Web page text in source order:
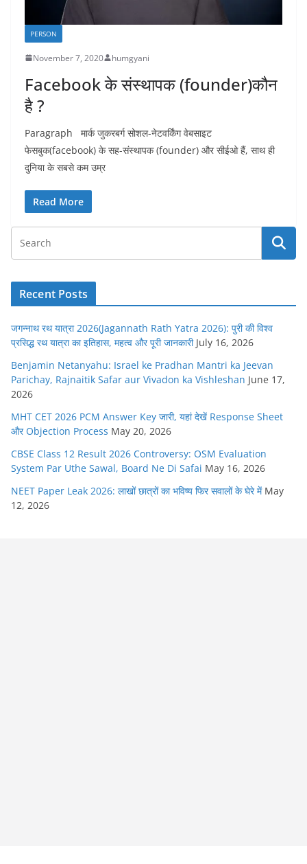
PERSON
November 7, 2020 humgyani
Facebook के संस्थापक (founder)कौन
है ?
Paragraph मार्क जुकरबर्ग सोशल-नेटवर्किंग वेबसाइट
फेसबुक(facebook) के सह-संस्थापक (founder) और सीईओ हैं, साथ ही
दुनिया के सबसे कम उम्र
Read More
Recent Posts
जगन्नाथ रथ यात्रा 2026(Jagannath Rath Yatra 2026): पुरी की विश्व
प्रसिद्ध रथ यात्रा का इतिहास, महत्व और पूरी जानकारी July 16, 2026
Benjamin Netanyahu: Israel ke Pradhan Mantri ka Jeevan
Parichay, Rajnaitik Safar aur Vivadon ka Vishleshan June 17,
2026
MHT CET 2026 PCM Answer Key जारी, यहां देखें Response Sheet
और Objection Process May 20, 2026
CBSE Class 12 Result 2026 Controversy: OSM Evaluation
System Par Uthe Sawal, Board Ne Di Safai May 16, 2026
NEET Paper Leak 2026: लाखों छात्रों का भविष्य फिर सवालों के घेरे में May
12, 2026